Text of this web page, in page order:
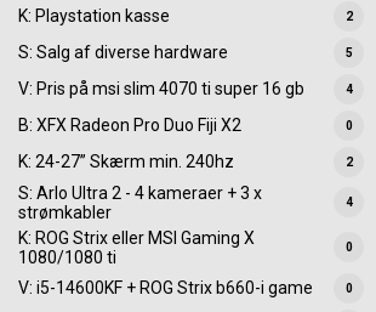
K: Playstation kasse 2
S: Salg af diverse hardware 5
V: Pris på msi slim 4070 ti super 16 gb 4
B: XFX Radeon Pro Duo Fiji X2 0
K: 24-27” Skærm min. 240hz 2
S: Arlo Ultra 2 - 4 kameraer + 3 x
strømkabler
4
K: ROG Strix eller MSI Gaming X
1080/1080 ti
0
V: i5-14600KF + ROG Strix b660-i game 0